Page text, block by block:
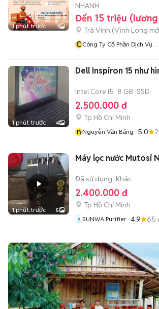
1 phút trước 1
NHANH
Đến 15 triệu
Trà Vinh (Vĩnh Long
CCông Ty Cổ Phần Dịch Vụ
1 phút trước 4
Dell Inspiron 15 như
Intel Core i5 8 GB SSD
2.500.000 đ
Tp Hồ Chí Minh
nNguyễn Văn Bằng 5.0
1 phút trước 5
Máy lọc nước Mutosi
Đã sử dụng Khác
2.400.000 đ
Tp Hồ Chí Minh
SUNWA Purifier 4.9 65